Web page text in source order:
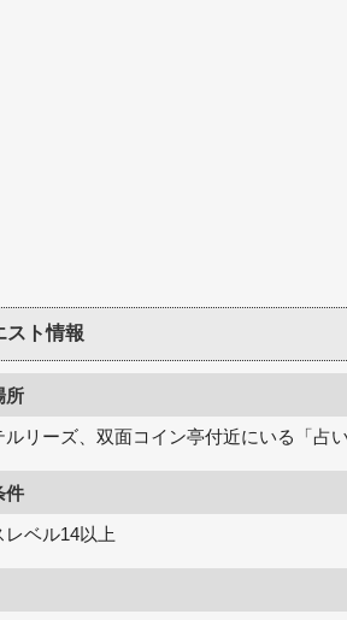
スト情報
所
ルリーズ、双面コイン亭付近にいる「占い
件
レベル14以上